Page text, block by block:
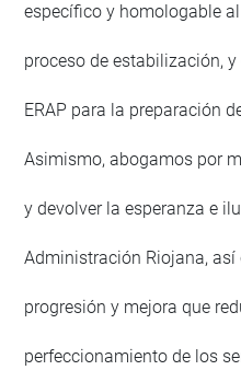
específico y homologable
proceso de estabilización,
ERAP para la preparación
Asimismo, abogamos por
y devolver la esperanza e
Administración Riojana,
progresión y mejora que
perfeccionamiento de los